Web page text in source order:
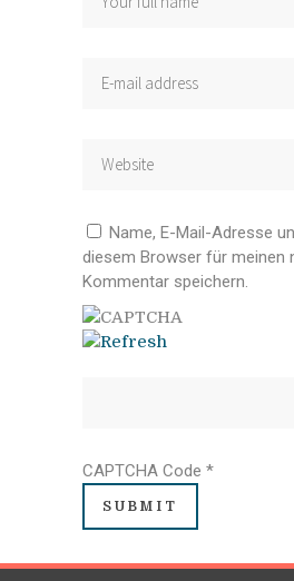
Name, E-Mail-Adresse
diesem Browser für meinen
Kommentar speichern.
CAPTCHA Code *